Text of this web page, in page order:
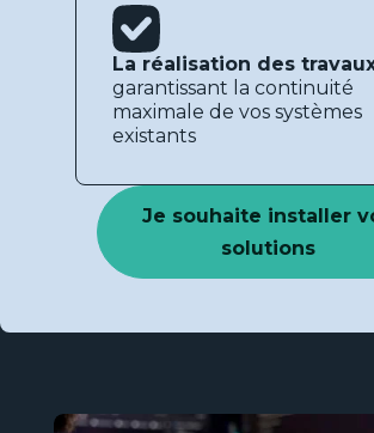
La réalisation des
garantissant la continuité
maximale de vos systèmes
existants
Je souhaite installer
solutions